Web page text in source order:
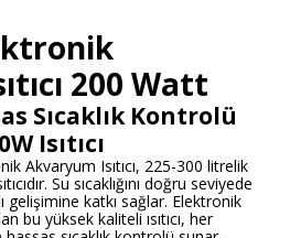
200 Watt
Sıcaklık Kontrolü
Isıtıcı
Akvaryum Isıtıcı, 225-300 litrelik
Su sıcaklığını doğru seviyede
gelişimine katkı sağlar. Elektronik
bu yüksek kaliteli ısıtıcı, her